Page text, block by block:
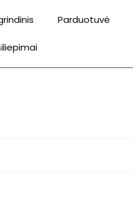
Parduotuvė